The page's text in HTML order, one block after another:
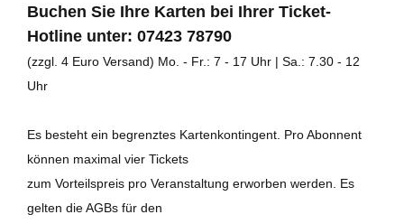
Buchen Sie Ihre Karten bei Ihrer Ticket-
Hotline unter: 07423 78790
(zzgl. 4 Euro Versand) Mo. - Fr.: 7 - 17 Uhr | Sa.: 7.30 - 12
Uhr
Es besteht ein begrenztes Kartenkontingent. Pro Abonnent
können maximal vier Tickets
zum Vorteilspreis pro Veranstaltung erworben werden. Es
gelten die AGBs für den